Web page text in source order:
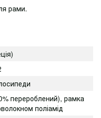
рами.
перероблений), рамка
поліамід